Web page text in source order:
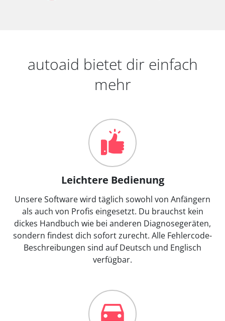
autoaid bietet dir einfach
mehr
Leichtere Bedienung
Unsere Software wird täglich sowohl von Anfängern
als auch von Profis eingesetzt. Du brauchst kein
dickes Handbuch wie bei anderen Diagnosegeräten,
sondern findest dich sofort zurecht. Alle Fehlercode-
Beschreibungen sind auf Deutsch und Englisch
verfügbar.